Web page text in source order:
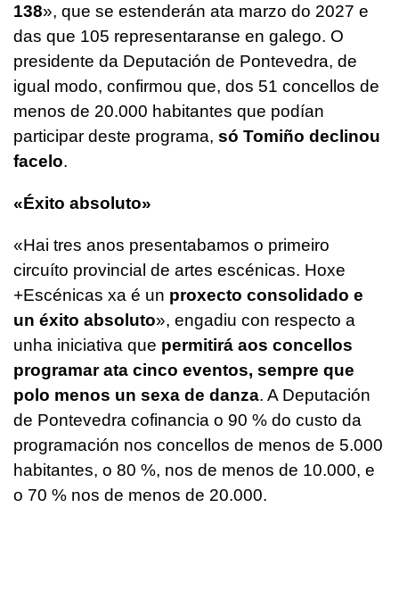
138», que se estenderán ata marzo do 2027 e
das que 105 representaranse en galego. O
presidente da Deputación de Pontevedra, de
igual modo, confirmou que, dos 51 concellos de
menos de 20.000 habitantes que podían
participar deste programa, só Tomiño declinou
facelo.
«Éxito absoluto»
«Hai tres anos presentabamos o primeiro
circuíto provincial de artes escénicas. Hoxe
+Escénicas xa é un proxecto consolidado e
un éxito absoluto», engadiu con respecto a
unha iniciativa que permitirá aos concellos
programar ata cinco eventos, sempre que
polo menos un sexa de danza. A Deputación
de Pontevedra cofinancia o 90 % do custo da
programación nos concellos de menos de 5.000
habitantes, o 80 %, nos de menos de 10.000, e
o 70 % nos de menos de 20.000.